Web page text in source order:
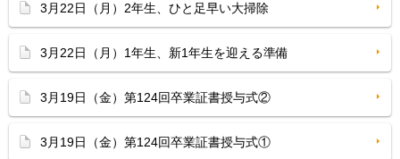
3月22日（月）2年生、ひと足早い大掃除
3月22日（月）1年生、新1年生を迎える準備
3月19日（金）第124回卒業証書授与式②
3月19日（金）第124回卒業証書授与式①